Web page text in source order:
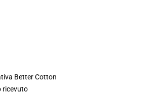
Better Cotton
ricevuto